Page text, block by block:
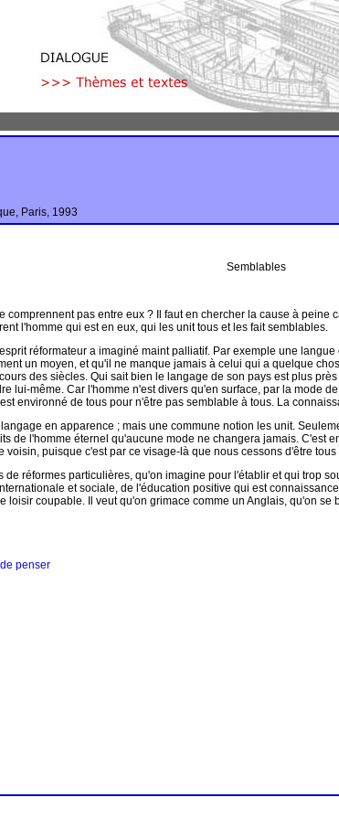
Paris, 1993
Semblables
comprennent pas entre eux ? Il faut en chercher la cause à
l'homme qui est en eux, qui les unit tous et les fait semblables.
réformateur a imaginé maint palliatif. Par exemple une
un moyen, et qu'il ne manque jamais à celui qui a quelque
des siècles. Qui sait bien le langage de son pays est plus
lui-même. Car l'homme n'est divers qu'en surface, par la mode
environné de tous pour n'être pas semblable à tous. La
en apparence ; mais une commune notion les unit.
de l'homme éternel qu'aucune mode ne changera jamais. C'est
voisin, puisque c'est par ce visage-là que nous cessons d'être
de réformes particulières, qu'on imagine pour l'établir et qui trop
et sociale, de l'éducation positive qui est
coupable. Il veut qu'on grimace comme un Anglais, qu'on
penser